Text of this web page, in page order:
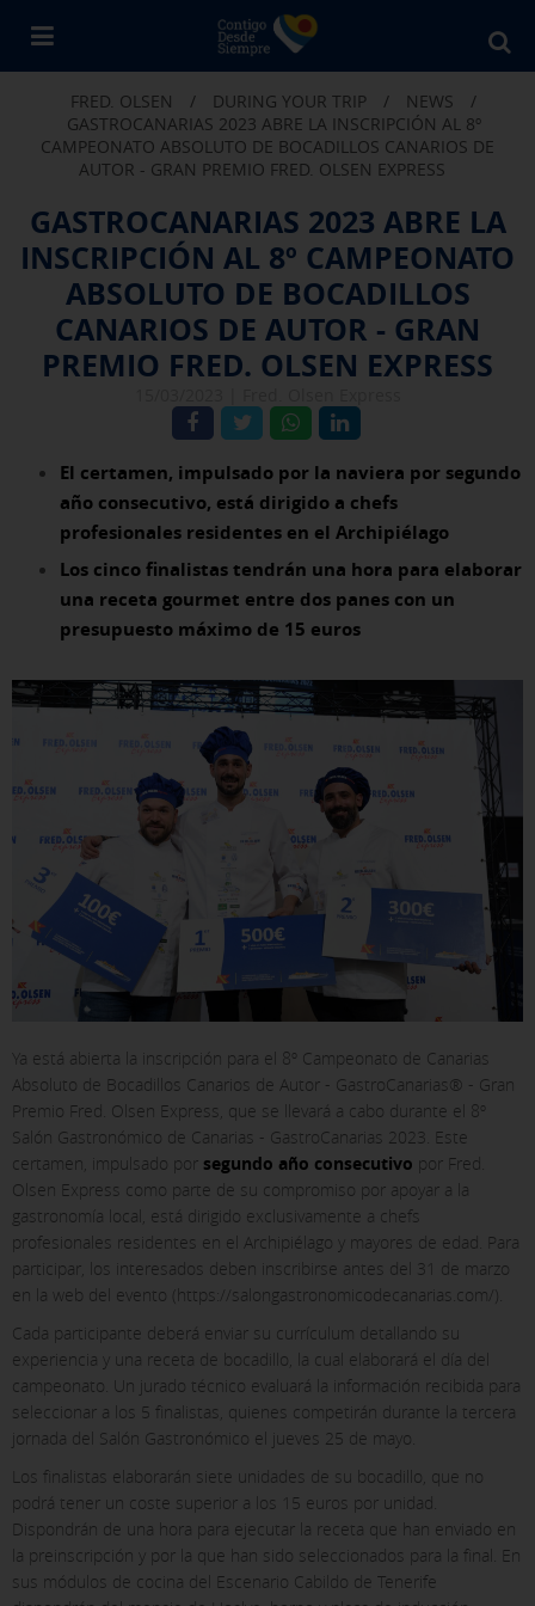
FRED. OLSEN / DURING YOUR TRIP / NEWS
/
GASTROCANARIAS 2023 ABRE LA INSCRIPCIÓN AL 8º
CAMPEONATO ABSOLUTO DE BOCADILLOS CANARIOS DE
AUTOR - GRAN PREMIO FRED. OLSEN EXPRESS
GASTROCANARIAS 2023 ABRE LA
INSCRIPCIÓN AL 8º CAMPEONATO
ABSOLUTO DE BOCADILLOS
CANARIOS DE AUTOR - GRAN
PREMIO FRED. OLSEN EXPRESS
El certamen, impulsado por la naviera por segundo
año consecutivo, está dirigido a chefs
profesionales residentes en el Archipiélago
Los cinco finalistas tendrán una hora para elaborar
una receta gourmet entre dos panes con un
presupuesto máximo de 15 euros
Ya está abierta la inscripción para el 8º Campeonato de Canarias
Absoluto de Bocadillos Canarios de Autor - GastroCanarias® - Gran
Premio Fred. Olsen Express, que se llevará a cabo durante el 8º
Salón Gastronómico de Canarias - GastroCanarias 2023. Este
certamen, impulsado por segundo año consecutivo por Fred.
Olsen Express como parte de su compromiso por apoyar a la
gastronomía local, está dirigido exclusivamente a chefs
profesionales residentes en el Archipiélago y mayores de edad. Para
participar, los interesados deben inscribirse antes del 31 de marzo
en la web del evento (https://salongastronomicodecanarias.com/).
Cada participante deberá enviar su currículum detallando su
experiencia y una receta de bocadillo, la cual elaborará el día del
campeonato. Un jurado técnico evaluará la información recibida para
seleccionar a los 5 finalistas, quienes competirán durante la tercera
jornada del Salón Gastronómico el jueves 25 de mayo.
Los finalistas elaborarán siete unidades de su bocadillo, que no
podrá tener un coste superior a los 15 euros por unidad.
Dispondrán de una hora para ejecutar la receta que han enviado en
la preinscripción y por la que han sido seleccionados para la final. En
sus módulos de cocina del Escenario Cabildo de Tenerife
COOKIE SETTINGS